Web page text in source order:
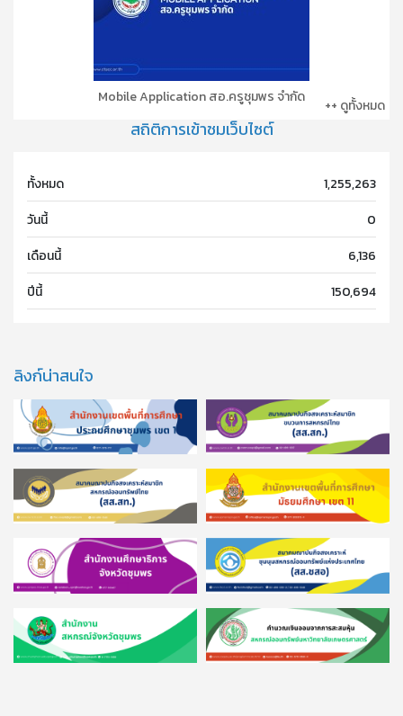
Mobile Application สอ.ครูชุมพร จำกัด ++ ดูทั้งหมด
สถิติการเข้าชมเว็บไซต์
ทั้งหมด
1,255,263
วันนี้
0
เดือนนี้
6,136
ปีนี้
150,694
ลิงก์น่าสนใจ